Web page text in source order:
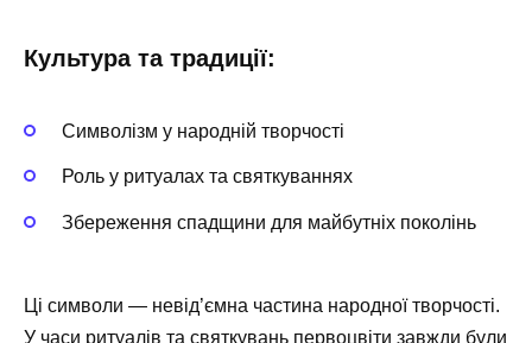
Культура та традиції:
Символізм у народній творчості
Роль у ритуалах та святкуваннях
Збереження спадщини для майбутніх поколінь
Ці символи — невід’ємна частина народної творчості.
У часи ритуалів та святкувань первоцвіти завжди були